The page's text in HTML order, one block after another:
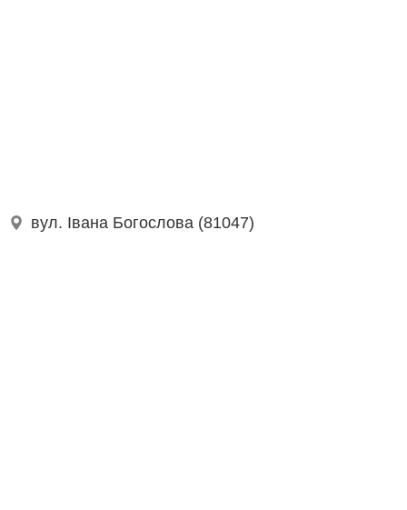
вул. Івана Богослова (81047)